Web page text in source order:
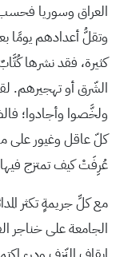
العراق وسوريا
وتقلُّ أعدادهم يومًا
كثيرة، فقد نشرها
الشّرق أو تهجيرهم.
ولخَّصوا وأجادوا؛
كلّ عاقل وغيور على
عُرِفَتْ كيف تمتزج فيها
مع كلِّ جريمةٍ تكثر
الجامعة على خناجر